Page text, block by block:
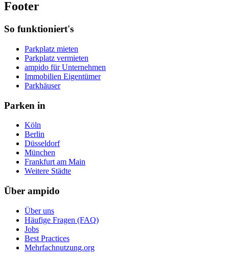
Footer
So funktioniert's
Parkplatz mieten
Parkplatz vermieten
ampido für Unternehmen
Immobilien Eigentümer
Parkhäuser
Parken in
Köln
Berlin
Düsseldorf
München
Frankfurt am Main
Weitere Städte
Über ampido
Über uns
Häufige Fragen (FAQ)
Jobs
Best Practices
Mehrfachnutzung.org